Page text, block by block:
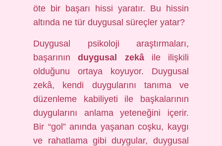
öte bir başarı hissi yaratır. Bu hissin
altında ne tür duygusal süreçler yatar?
Duygusal psikoloji araştırmaları,
başarınınduygusal zekâile ilişkili
olduğunu ortaya koyuyor. Duygusal
zekâ, kendi duygularını tanıma ve
düzenleme kabiliyeti ile başkalarının
duygularını anlama yeteneğini içerir.
Bir “gol” anında yaşanan coşku, kaygı
ve rahatlama gibi duygular, duygusal